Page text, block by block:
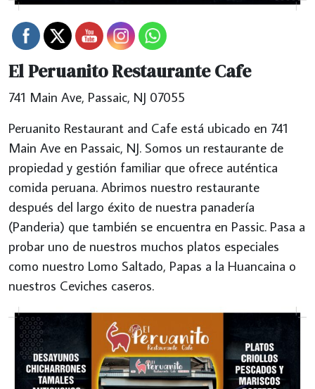
El Peruanito Restaurante Cafe
741 Main Ave, Passaic, NJ 07055
Peruanito Restaurant and Cafe está ubicado en 741
Main Ave en Passaic, NJ. Somos un restaurante de
propiedad y gestión familiar que ofrece auténtica
comida peruana. Abrimos nuestro restaurante
después del largo éxito de nuestra panadería
(Panderia) que también se encuentra en Passic. Pasa a
probar uno de nuestros muchos platos especiales
como nuestro Lomo Saltado, Papas a la Huancaina o
nuestros Ceviches caseros.